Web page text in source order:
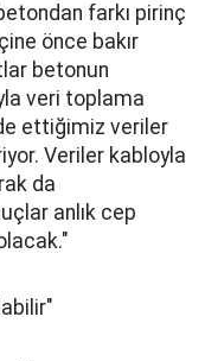
farkı pirinç
önce bakır
betonun
veri toplama
ettiğimiz veriler
Veriler kabloyla
da
anlık cep